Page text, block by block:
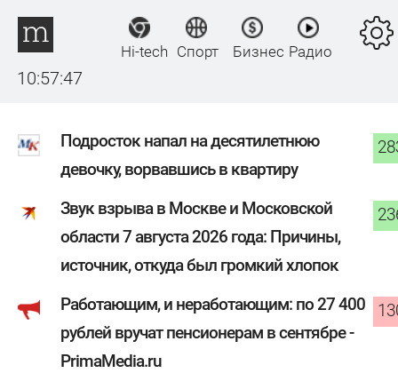
10:57:48
Hi-tech Спорт Бизнес Радио
Подросток напал на десятилетнюю
девочку, ворвавшись в квартиру
Звук взрыва в Москве и Московской
области 7 августа 2026 года: Причины,
источник, откуда был громкий хлопок
Работающим, и неработающим: по 27 400
рублей вручат пенсионерам в сентябре -
PrimaMedia.ru